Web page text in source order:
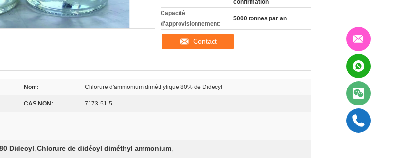
confirmation
Capacité
d'approvisionnement:
5000 tonnes par an
Contact
Nom: Chlorure d'ammonium diméthylique 80% de Didecyl
CAS NON: 7173-51-5
Didecyl, Chlorure de didécyl diméthyl ammonium,